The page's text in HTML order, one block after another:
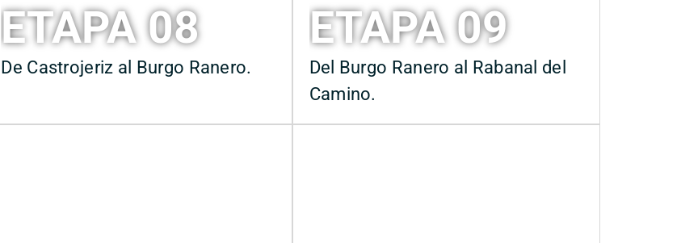
ETAPA 08
De Castrojeriz al Burgo Ranero.
ETAPA 09
Del Burgo Ranero al Rabanal del
Camino.